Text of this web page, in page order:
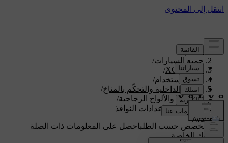
الدعم/
جميع السيارات/
XC60 2026
/
دليل الاستخدام/
الراحة الداخلية والتحكّم بالمناخ/
النوافذ والألواح الزجاجية/
إعادة تعيين إعدادات النوافذ
دعم مخصص حسب الطلباحصل على المعلومات ذات الصلة
بسيارتك الخاصة.